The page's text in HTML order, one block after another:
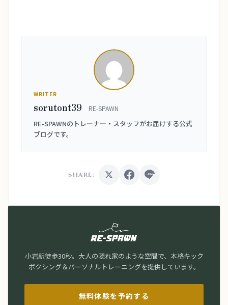
WRITER
sorutont39 RE-SPAWN
RE-SPAWNのトレーナー・スタッフがお届けする公式
ブログです。
SHARE:
小岩駅徒歩30秒。大人の隠れ家のような空間で、本格キック
ボクシング＆パーソナルトレーニングを提供しています。
無料体験を予約する